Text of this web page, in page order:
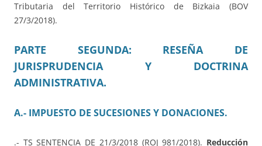
Tributaria del Territorio Histórico de Bizkaia (BOV
27/3/2018).
PARTE SEGUNDA: RESEÑA DE
JURISPRUDENCIA Y DOCTRINA
ADMINISTRATIVA.
A.- IMPUESTO DE SUCESIONES Y DONACIONES.
.- TS SENTENCIA DE 21/3/2018 (ROJ 981/2018). Reducción